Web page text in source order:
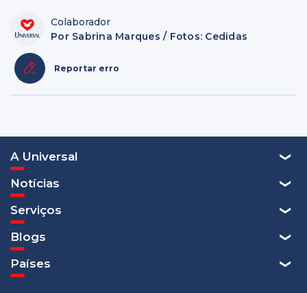
Colaborador
Por Sabrina Marques / Fotos: Cedidas
Reportar erro
A Universal
Notícias
Serviços
Blogs
Países